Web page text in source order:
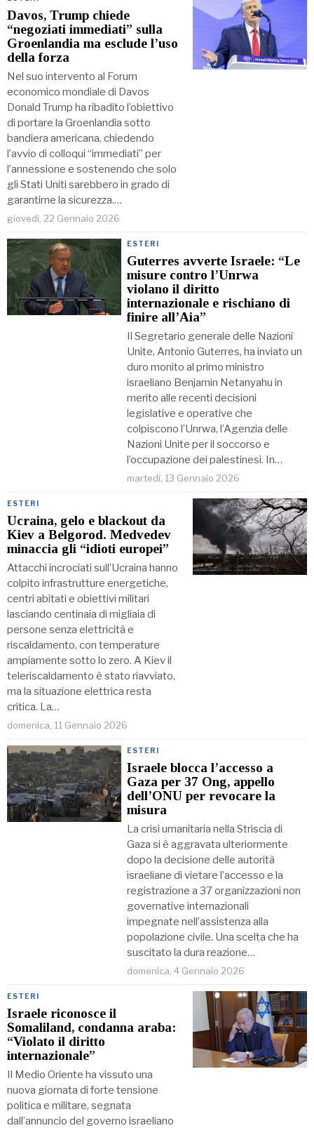
Davos, Trump chiede
“negoziati immediati” sulla
Groenlandia ma esclude l’uso
della forza
Nel suo intervento al Forum
economico mondiale di Davos
Donald Trump ha ribadito l’obiettivo
di portare la Groenlandia sotto
bandiera americana, chiedendo
l’avvio di colloqui “immediati” per
l’annessione e sostenendo che solo
gli Stati Uniti sarebbero in grado di
garantirne la sicurezza.…
giovedì, 22 Gennaio 2026
ESTERI
Guterres avverte Israele: “Le
misure contro l’Unrwa
violano il diritto
internazionale e rischiano di
finire all’Aia”
Il Segretario generale delle Nazioni
Unite, Antonio Guterres, ha inviato un
duro monito al primo ministro
israeliano Benjamin Netanyahu in
merito alle recenti decisioni
legislative e operative che
colpiscono l’Unrwa, l’Agenzia delle
Nazioni Unite per il soccorso e
l’occupazione dei palestinesi. In…
martedì, 13 Gennaio 2026
ESTERI
Ucraina, gelo e blackout da
Kiev a Belgorod. Medvedev
minaccia gli “idioti europei”
Attacchi incrociati sull’Ucraina hanno
colpito infrastrutture energetiche,
centri abitati e obiettivi militari
lasciando centinaia di migliaia di
persone senza elettricità e
riscaldamento, con temperature
ampiamente sotto lo zero. A Kiev il
teleriscaldamento è stato riavviato,
ma la situazione elettrica resta
critica. La…
domenica, 11 Gennaio 2026
ESTERI
Israele blocca l’accesso a
Gaza per 37 Ong, appello
dell’ONU per revocare la
misura
La crisi umanitaria nella Striscia di
Gaza si è aggravata ulteriormente
dopo la decisione delle autorità
israeliane di vietare l’accesso e la
registrazione a 37 organizzazioni non
governative internazionali
impegnate nell’assistenza alla
popolazione civile. Una scelta che ha
suscitato la dura reazione…
domenica, 4 Gennaio 2026
ESTERI
Israele riconosce il
Somaliland, condanna araba:
“Violato il diritto
internazionale”
Il Medio Oriente ha vissuto una
nuova giornata di forte tensione
politica e militare, segnata
dall’annuncio del governo israeliano